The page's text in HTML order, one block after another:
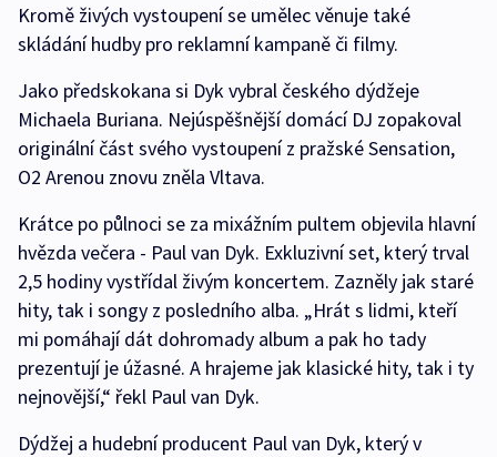
Kromě živých vystoupení se umělec věnuje také
skládání hudby pro reklamní kampaně či filmy.
Jako předskokana si Dyk vybral českého dýdžeje
Michaela Buriana. Nejúspěšnější domácí DJ zopakoval
originální část svého vystoupení z pražské Sensation,
O2 Arenou znovu zněla Vltava.
Krátce po půlnoci se za mixážním pultem objevila hlavní
hvězda večera - Paul van Dyk. Exkluzivní set, který trval
2,5 hodiny vystřídal živým koncertem. Zazněly jak staré
hity, tak i songy z posledního alba. „Hrát s lidmi, kteří
mi pomáhají dát dohromady album a pak ho tady
prezentují je úžasné. A hrajeme jak klasické hity, tak i ty
nejnovější,“ řekl Paul van Dyk.
Dýdžej a hudební producent Paul van Dyk, který v